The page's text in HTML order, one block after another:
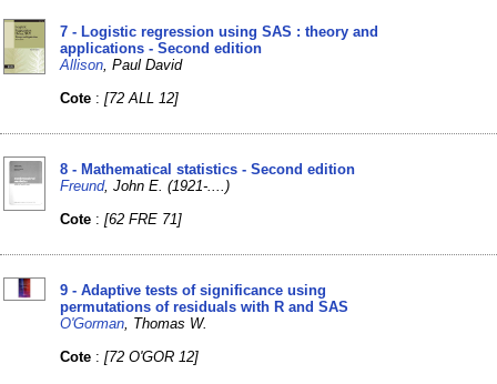
7 - Logistic regression using SAS : theory and
applications - Second edition
Allison , Paul David
Cote :[72 ALL 12]
8 - Mathematical statistics - Second edition
Freund, John E. (1921-....)
Cote :[62 FRE 71]
9 - Adaptive tests of significance using
permutations of residuals with R and SAS
O'Gorman , Thomas W.
Cote :[72 O'GOR 12]